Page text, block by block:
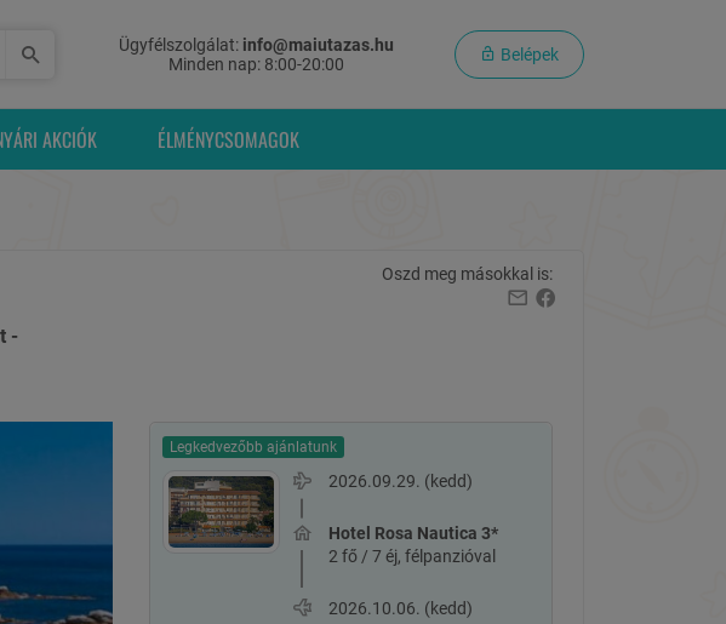
Ügyfélszolgálat: info@maiutazas.hu
Minden nap: 8:00-20:00
Belépek
AKCIÓK ÉLMÉNYCSOMAGOK
-
Oszd meg másokkal is:
Legkedvezőbb ajánlatunk
2026.09.29. (kedd)
Hotel Rosa Nautica 3*
2 fő / 7 éj, félpanzióval
2026.10.06. (kedd)